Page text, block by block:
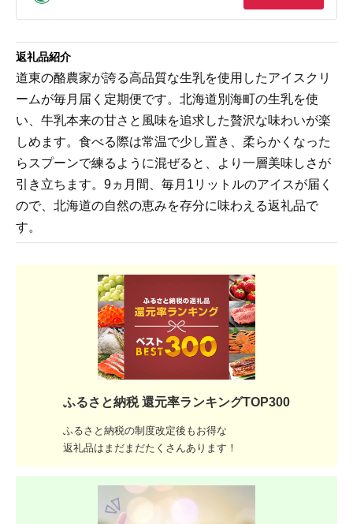
返礼品紹介
道東の酪農家が誇る高品質な生乳を使用したアイスクリ
ームが毎月届く定期便です。北海道別海町の生乳を使
い、牛乳本来の甘さと風味を追求した贅沢な味わいが楽
しめます。食べる際は常温で少し置き、柔らかくなった
らスプーンで練るように混ぜると、より一層美味しさが
引き立ちます。9ヵ月間、毎月1リットルのアイスが届く
ので、北海道の自然の恵みを存分に味わえる返礼品で
す。
ふるさと納税 還元率ランキングTOP300
ふるさと納税の制度改定後もお得な
返礼品はまだまだたくさんあります！